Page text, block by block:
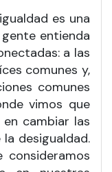
es una
entienda
a las
comunes y,
comunes
vimos que
cambiar las
desigualdad.
consideramos